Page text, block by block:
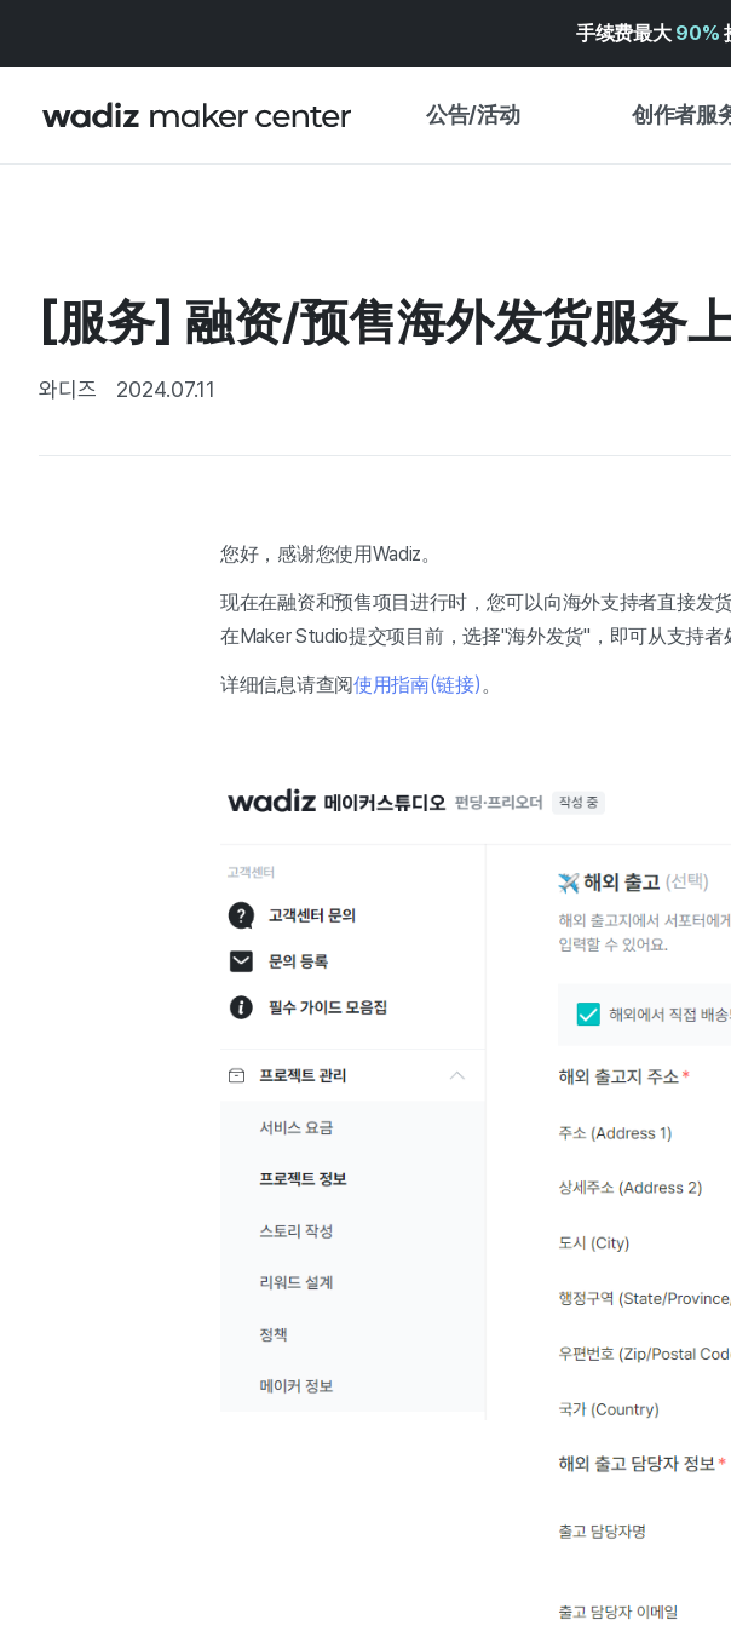
手续费最大 90%
公告/活动 创作者服
我的 WADIZ
重要更新
新闻稿
特展日历
帮助中心 ↗︎
WADIZ 奖励 ↗︎
[服务] 融资/预售海外发货服务
와디즈 2024.07.11
您好，感谢您使用Wadiz。
现在在融资和预售项目进行时，您可以向海外支持者直接发
在Maker Studio提交项目前，选择"海外发货"，即可从支持者
详细信息请查阅使用指南(链接)。